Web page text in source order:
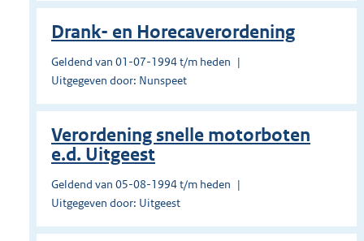
Drank- en Horecaverordening
Geldend van 01-07-1994 t/m heden
Uitgegeven door: Nunspeet
Verordening snelle motorboten
e.d. Uitgeest
Geldend van 05-08-1994 t/m heden
Uitgegeven door: Uitgeest